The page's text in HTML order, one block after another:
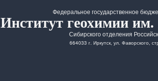
Федеральное государственное
Институт геохимии
Сибирского отделения
664033 г. Иркутск, ул. Фаворского,